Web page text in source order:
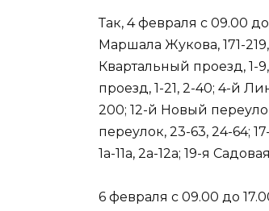
Так, 4 февраля с 09.00
Маршала Жукова, 171-
Квартальный проезд, 1-
проезд, 1-21, 2-40; 4-й
200; 12-й Новый
переулок, 23-63, 24-64;
1а-11а, 2а-12а; 19-я
6 февраля с 09.00 до